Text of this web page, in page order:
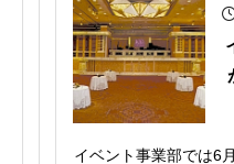
イベント事業部では6